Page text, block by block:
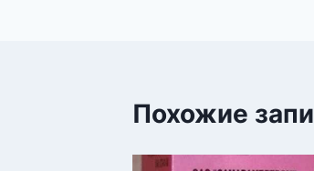
Похожие